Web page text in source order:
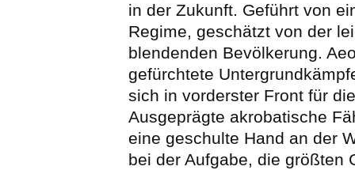
in der Zukunft. Geführt von
Regime, geschätzt von der
blendenden Bevölkerung.
gefürchtete
sich in vorderster Front für
Ausgeprägte akrobatische
eine geschulte Hand an der
bei der Aufgabe, die größten